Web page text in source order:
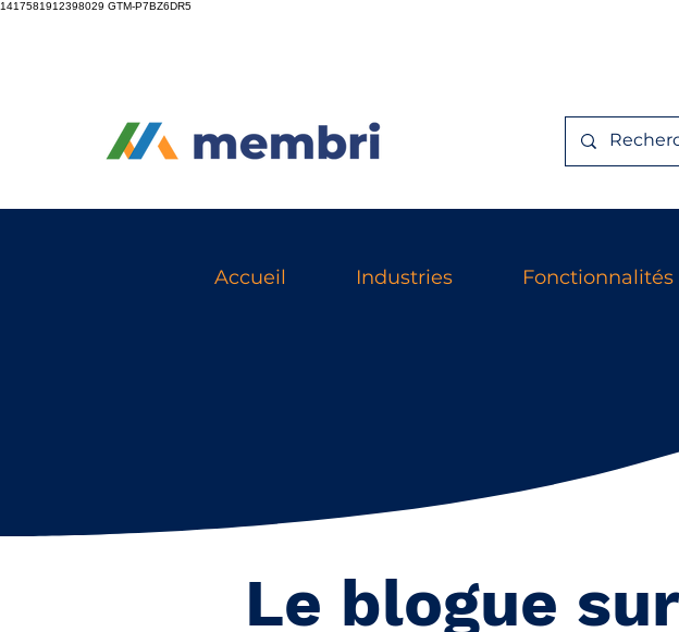
1417581912398029 GTM-P7BZ6DR5
Accueil Industries Fonctionnalités
Le blogue